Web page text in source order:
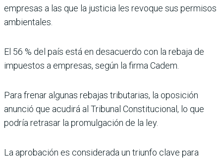
empresas a las que la justicia les revoque sus permisos
ambientales.
El 56 % del país está en desacuerdo con la rebaja de
impuestos a empresas, según la firma Cadem.
Para frenar algunas rebajas tributarias, la oposición
anunció que acudirá al Tribunal Constitucional, lo que
podría retrasar la promulgación de la ley.
La aprobación es considerada un triunfo clave para